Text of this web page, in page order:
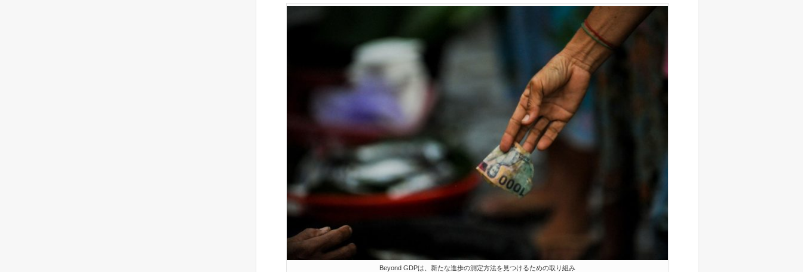
Beyond GDPは、新たな進歩の測定方法を見つけるための取り組み